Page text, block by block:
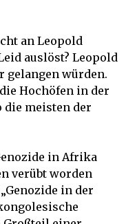
an Leopold
auslöst? Leopold
gelangen würden.
Hochöfen in der
die meisten der
in Afrika
verübt worden
in der